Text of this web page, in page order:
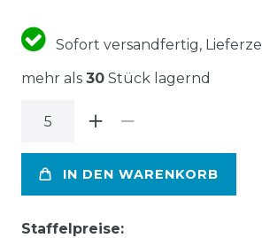
Sofort versandfertig,
mehr als 30 Stück lagernd
IN DEN WARENKORB
Staffelpreise: